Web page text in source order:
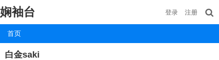
娴袖台
首页
登录 注册
白金saki